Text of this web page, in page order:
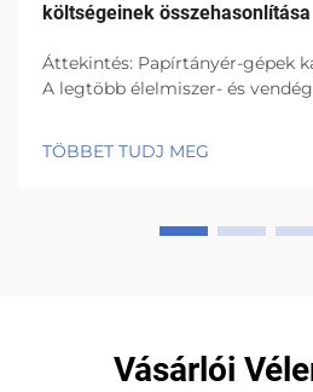
költségeinek összehasonlítása
Áttekintés: Papírtányér-gépek
A legtöbb élelmiszer- és
környezetbarát tervezésűek.
kopást és elhasználódást
TÖBBET TUDJ MEG
Vásárlói